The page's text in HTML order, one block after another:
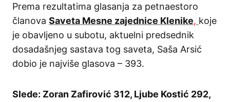
Prema rezultatima glasanja za petnaestoro
članova Saveta Mesne zajednice Klenike, koje
je obavljeno u subotu, aktuelni predsednik
dosadašnjeg sastava tog saveta, Saša Arsić
dobio je najviše glasova – 393.
Slede: Zoran Zafirović 312, Ljube Kostić 292,